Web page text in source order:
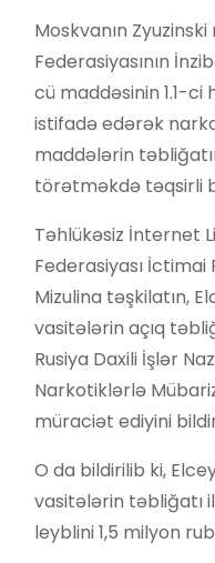
Moskvanın
Federasiyasının
cü maddəsinin 1.1-
istifadə edərək
maddələrin
törətməkdə təqsirli
Təhlükəsiz İnternet
Federasiyası İctimai
Mizulina təşkilatın,
vasitələrin açıq
Rusiya Daxili İşlər
Narkotiklərlə
müraciət ediyini
O da bildirilib ki,
vasitələrin təbliğatı
leyblini 1,5 milyon